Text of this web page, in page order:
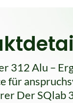
312 Alu –
für
Der SQlab